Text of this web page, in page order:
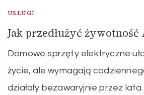
USŁUGI
Jak przedłużyć żywotność
Domowe sprzęty elektryczne
życie, ale wymagają
działały bezawaryjnie przez